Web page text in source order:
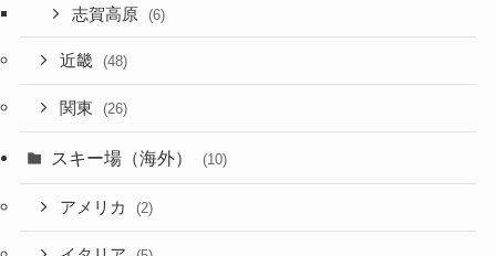
志賀高原 (6)
近畿 (48)
関東 (26)
スキー場（海外） (10)
アメリカ (2)